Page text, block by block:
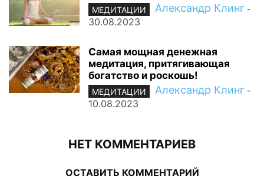
МЕДИТАЦИИ Александр Клинг -
30.08.2023
Самая мощная денежная
медитация, притягивающая
богатство и роскошь!
МЕДИТАЦИИ Александр Клинг -
10.08.2023
НЕТ КОММЕНТАРИЕВ
ОСТАВИТЬ КОММЕНТАРИЙ